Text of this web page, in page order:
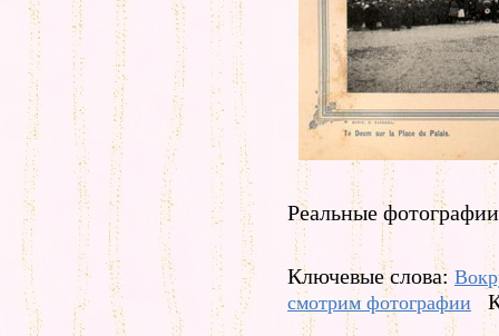
Реальные
Ключевые слова:
смотрим фотографии